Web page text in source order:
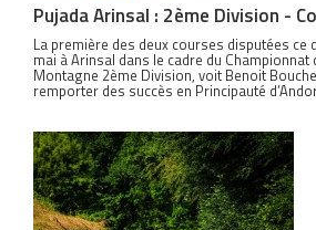
Pujada Arinsal : 2ème Division -
La première des deux courses disputées ce
mai à Arinsal dans le cadre du Championnat
Montagne 2ème Division, voit Benoit
remporter des succès en Principauté